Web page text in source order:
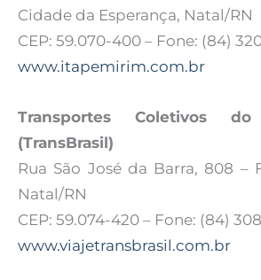
Cidade da Esperança, Natal/RN
CEP: 59.070-400 – Fone: (84)
www.itapemirim.com.br
Transportes Coletivos
(TransBrasil)
Rua São José da Barra, 808 –
Natal/RN
CEP: 59.074-420 – Fone: (84)
www.viajetransbrasil.com.br